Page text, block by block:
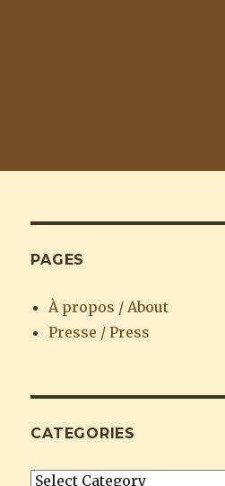
PAGES
À propos / About
Presse / Press
CATEGORIES
Categories